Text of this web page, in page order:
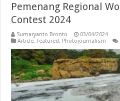
Pemenang Regional
Contest 2024
Sumaryanto Bronto
03/04/2024
Article, Featured, Photojournalism